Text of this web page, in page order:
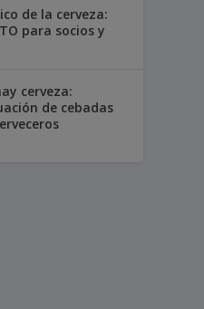
de la cerveza:
para socios y
cerveza:
de cebadas